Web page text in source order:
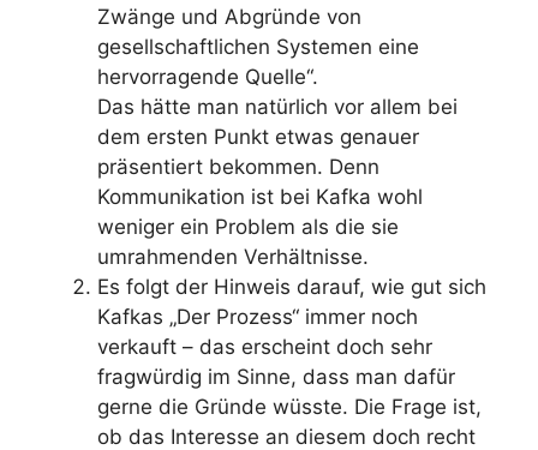
Zwänge und Abgründe von
gesellschaftlichen Systemen eine
hervorragende Quelle“.
Das hätte man natürlich vor allem bei
dem ersten Punkt etwas genauer
präsentiert bekommen. Denn
Kommunikation ist bei Kafka wohl
weniger ein Problem als die sie
umrahmenden Verhältnisse.
Es folgt der Hinweis darauf, wie gut sich
Kafkas „Der Prozess“ immer noch
verkauft – das erscheint doch sehr
fragwürdig im Sinne, dass man dafür
gerne die Gründe wüsste. Die Frage ist,
ob das Interesse an diesem doch recht